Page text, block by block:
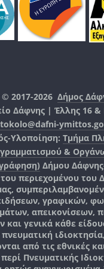
© 2017-2026Δήμος
Δάφνης | Έλλης 16 &
Υλοποίηση: Τμήμα
&
Δήμου
περιεχομένου του
γραφικών,
απεικονίσεων,
και γενικά κάθε
από τις εθνικές
περί Πνευματικής